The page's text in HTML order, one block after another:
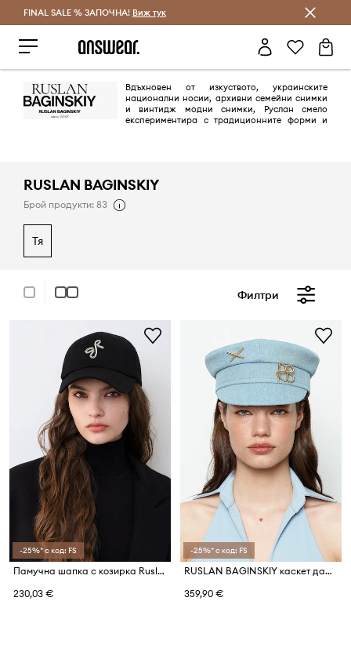
Спестявай с Answear Club
FINAL SALE % ЗАПОЧНА! Виж тук
Вдъхновен от изкуството, украинските
национални носии, архивни семейни снимки
и винтидж модни снимки, Руслан смело
експериментира с традиционните форми и
RUSLAN BAGINSKIY
Брой продукти: 83
тя
Филтри
-25%* с код: FS
Памучна шапка с козирка Ruslan Baginskiy Baseball Cap
230,03 €
-25%* с код: FS
RUSLAN BAGINSKIY каскет дамски от деним Denim Baker Boy Cap
359,90 €